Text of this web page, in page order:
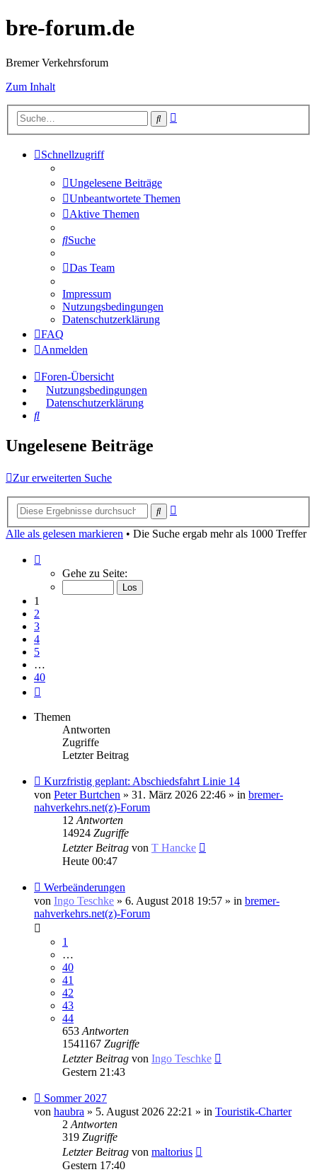
bre-forum.de
Bremer Verkehrsforum
Zum Inhalt
Suche
Schnellzugriff
Ungelesene Beiträge
Unbeantwortete Themen
Aktive Themen
Suche
Das Team
Impressum
Nutzungsbedingungen
Datenschutzerklärung
FAQ
Anmelden
Foren-Übersicht
Nutzungsbedingungen
Datenschutzerklärung
Suche
Ungelesene Beiträge
Zur erweiterten Suche
Suche
Alle als gelesen markieren • Die Suche ergab mehr als 1000 Treffer
von
Gehe zu Seite:
1
2
3
4
5
…
40
Themen
Antworten
Zugriffe
Letzter Beitrag
Neuer
Beitrag
Kurzfristig geplant: Abschiedsfahrt Linie 14
von Peter Burtchen » 31. März 2026 22:46 » in bremer-
nahverkehrs.net(z)-Forum
12 Antworten
14924 Zugriffe
Letzter Beitrag von T Hancke
Heute 00:47
Neuer
Beitrag
Werbeänderungen
von Ingo Teschke » 6. August 2018 19:57 » in bremer-
nahverkehrs.net(z)-Forum
1
…
40
41
42
43
44
653 Antworten
1541167 Zugriffe
Letzter Beitrag von Ingo Teschke
Gestern 21:43
Neuer
Beitrag
Sommer 2027
von haubra » 5. August 2026 22:21 » in Touristik-Charter
2 Antworten
319 Zugriffe
Letzter Beitrag von maltorius
Gestern 17:40